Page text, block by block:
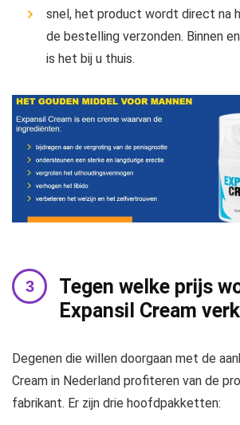
snel, het product wordt direct na
de bestelling verzonden. Binnen
is het bij u thuis.
Tegen welke prijs
Expansil Cream
Degenen die willen doorgaan met de
Cream in Nederland profiteren van de
fabrikant. Er zijn drie hoofdpakketten: